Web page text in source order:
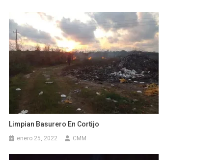
Limpian Basurero En Cortijo
enero 25, 2022 CMM